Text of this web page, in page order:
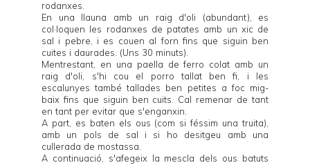
rodanxes.
En una llauna amb un raig d'oli (abundant), es
col·loquen les rodanxes de patates amb un xic de
sal i pebre, i es couen al forn fins que siguin ben
cuites i daurades. (Uns 30 minuts).
Mentrestant, en una paella de ferro colat amb un
raig d'oli, s'hi cou el porro tallat ben fi, i les
escalunyes també tallades ben petites a foc mig-
baix fins que siguin ben cuits. Cal remenar de tant
en tant per evitar que s'enganxin.
A part, es baten els ous (com si féssim una truita),
amb un pols de sal i si ho desitgeu amb una
cullerada de mostassa.
A continuació, s'afegeix la mescla dels ous batuts